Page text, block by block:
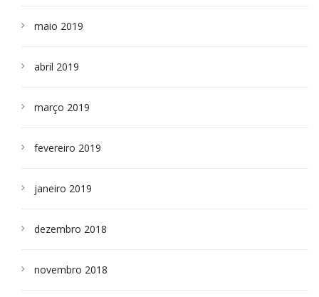
maio 2019
abril 2019
março 2019
fevereiro 2019
janeiro 2019
dezembro 2018
novembro 2018